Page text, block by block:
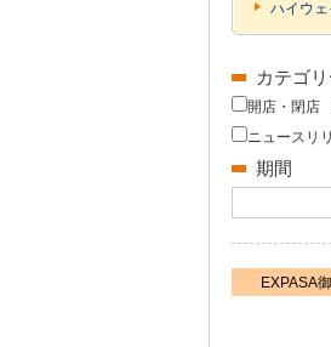
ハイウ
カテゴ
開店・閉店
ニュースリ
期間
EXPASA